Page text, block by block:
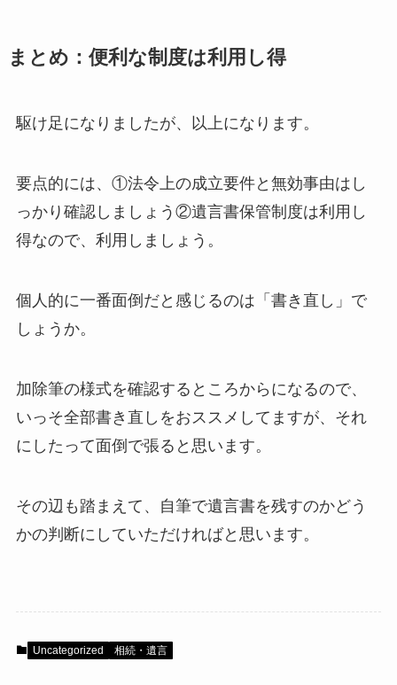
まとめ：便利な制度は利用し得
駆け足になりましたが、以上になります。
要点的には、①法令上の成立要件と無効事由はし
っかり確認しましょう②遺言書保管制度は利用し
得なので、利用しましょう。
個人的に一番面倒だと感じるのは「書き直し」で
しょうか。
加除筆の様式を確認するところからになるので、
いっそ全部書き直しをおススメしてますが、それ
にしたって面倒で張ると思います。
その辺も踏まえて、自筆で遺言書を残すのかどう
かの判断にしていただければと思います。
Uncategorized 相続・遺言